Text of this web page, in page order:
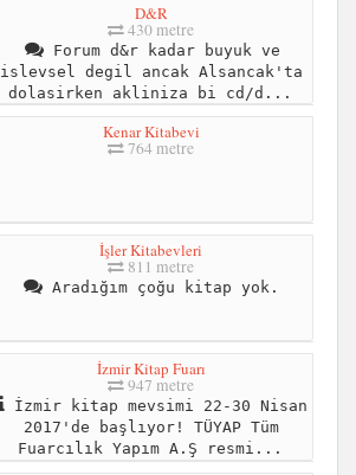
D&R
430 metre
Forum d&r kadar buyuk ve
islevsel degil ancak Alsancak'ta
dolasirken akliniza bi cd/d...
Kenar Kitabevi
764 metre
İşler Kitabevleri
811 metre
Aradığım çoğu kitap yok.
İzmir Kitap Fuarı
947 metre
İzmir kitap mevsimi 22-30 Nisan
2017'de başlıyor! TÜYAP Tüm
Fuarcılık Yapım A.Ş resmi...